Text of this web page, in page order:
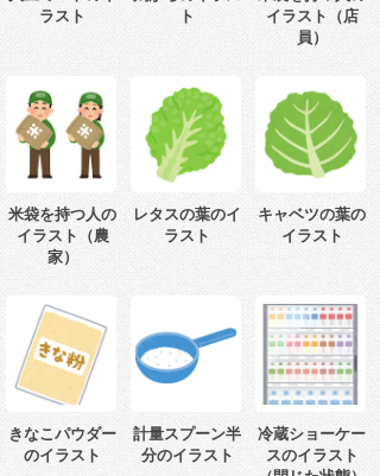
ラスト
ト
イラスト（店
員）
米袋を持つ人の
イラスト（農
家）
レタスの葉のイ
ラスト
キャベツの葉の
イラスト
きなこパウダー
のイラスト
計量スプーン半
分のイラスト
冷蔵ショーケー
スのイラスト